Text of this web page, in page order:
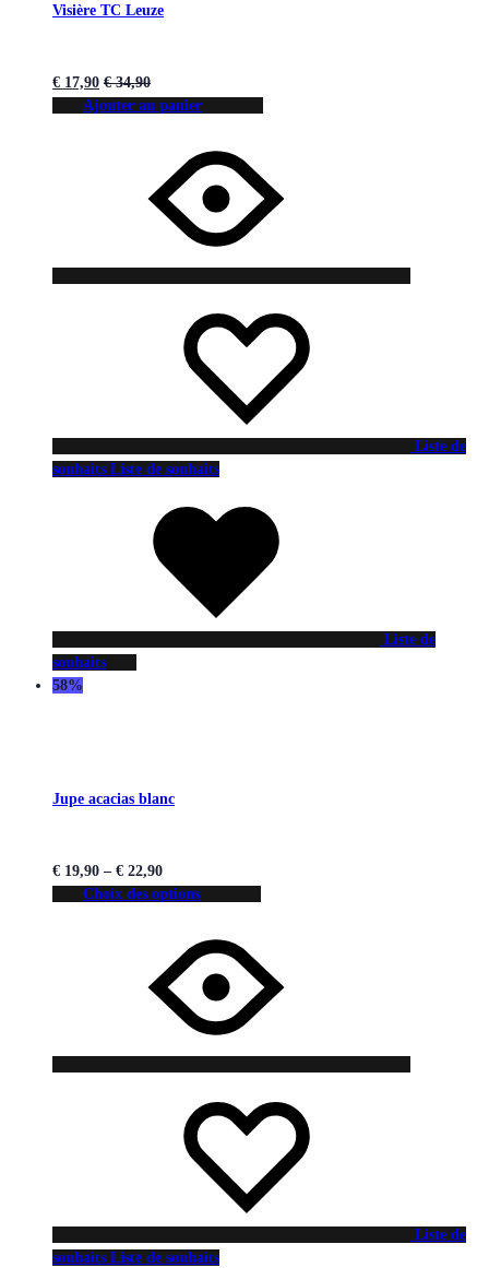
Visière TC Leuze
€ 17,90 €34,90
Ajouter au panier
Liste de
souhaits Liste de souhaits
Liste de
souhaits
58%
Jupe acacias blanc
€ 19,90 – € 22,90
Choix des options
Liste de
souhaits Liste de souhaits